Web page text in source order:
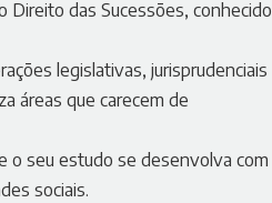
Direito das Sucessões, conhecido
legislativas, jurisprudenciais
áreas que carecem de
o seu estudo se desenvolva com
sociais.